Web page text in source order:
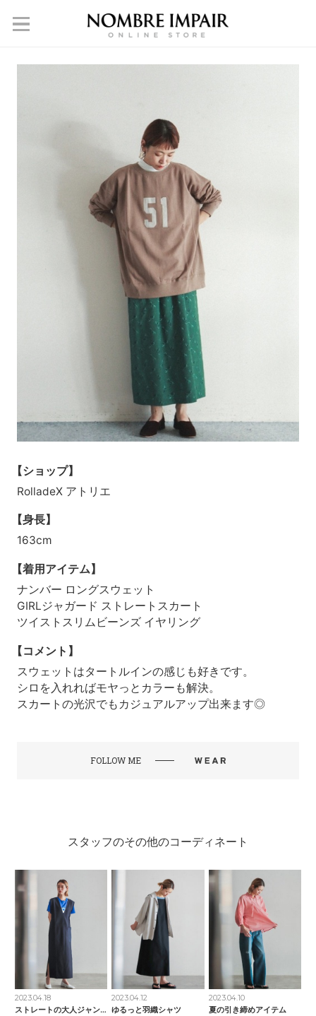
【ショップ】
RolladeX アトリエ
【身長】
163cm
【着用アイテム】
ナンバー ロングスウェット
GIRLジャガード ストレートスカート
ツイストスリムビーンズ イヤリング
【コメント】
スウェットはタートルインの感じも好きです。
シロを入れればモヤっとカラーも解決。
スカートの光沢でもカジュアルアップ出来ます◎
FOLLOW ME
スタッフのその他のコーディネート
2023.04.18
ストレートの大人ジャンスカ
2023.04.12
ゆるっと羽織シャツ
2023.04.10
夏の引き締めアイテム